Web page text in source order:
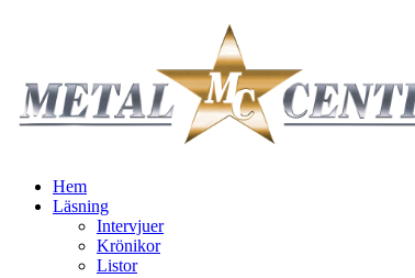
Hem
Läsning
Intervjuer
Krönikor
Listor